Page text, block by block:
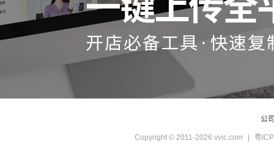
公
Copyright © 2011-2026 vvic.com 粤